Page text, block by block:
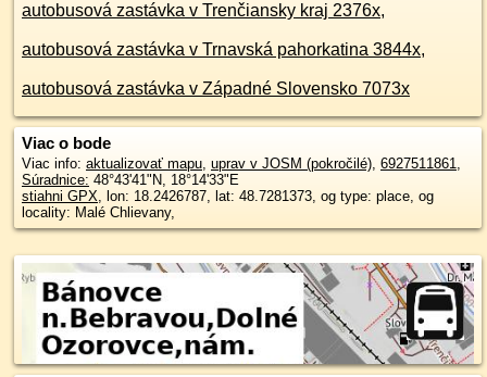
autobusová zastávka v Trenčiansky kraj 2376x,
autobusová zastávka v Trnavská pahorkatina 3844x,
autobusová zastávka v Západné Slovensko 7073x
Viac o bode
Viac info: aktualizovať mapu, uprav v JOSM (pokročilé), 6927511861,
Súradnice: 48°43'41"N, 18°14'33"E
stiahni GPX, lon: 18.2426787, lat: 48.7281373, og type: place, og
locality: Malé Chlievany,